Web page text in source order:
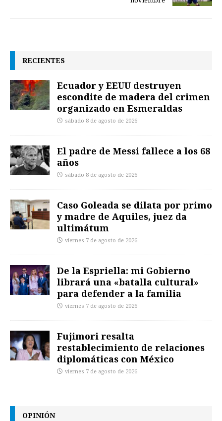
RECIENTES
Ecuador y EEUU destruyen
escondite de madera del crimen
organizado en Esmeraldas
sábado 8 de agosto de 2026
El padre de Messi fallece a los 68
años
sábado 8 de agosto de 2026
Caso Goleada se dilata por primo
y madre de Aquiles, juez da
ultimátum
viernes 7 de agosto de 2026
De la Espriella: mi Gobierno
librará una «batalla cultural»
para defender a la familia
viernes 7 de agosto de 2026
Fujimori resalta
restablecimiento de relaciones
diplomáticas con México
viernes 7 de agosto de 2026
OPINIÓN